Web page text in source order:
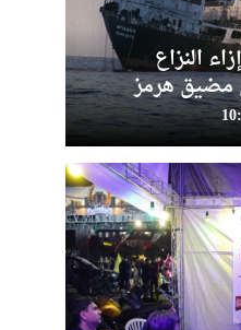
النزاع
مضيق هرمز